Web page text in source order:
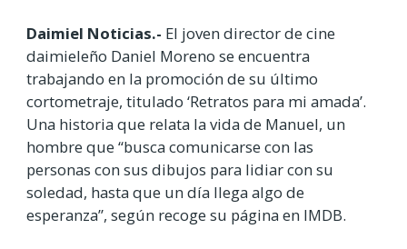
Daimiel Noticias.- El joven director de cine
daimieleño Daniel Moreno se encuentra
trabajando en la promoción de su último
cortometraje, titulado ‘Retratos para mi amada’.
Una historia que relata la vida de Manuel, un
hombre que “busca comunicarse con las
personas con sus dibujos para lidiar con su
soledad, hasta que un día llega algo de
esperanza”, según recoge su página en IMDB.